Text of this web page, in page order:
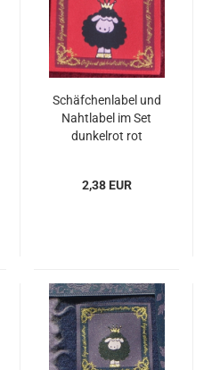
Schäfchenlabel und
Nahtlabel im Set
dunkelrot rot
2,38 EUR